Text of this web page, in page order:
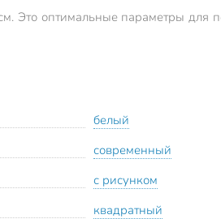
Это оптимальные параметры для
белый
современный
с рисунком
квадратный